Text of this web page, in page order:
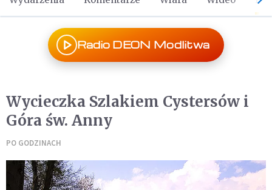
Radio DEON Modlitwa
Wycieczka Szlakiem Cystersów i
Góra św. Anny
PO GODZINACH